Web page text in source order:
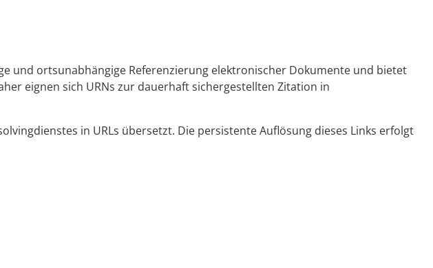
und ortsunabhängige Referenzierung elektronischer Dokumente und bietet
eignen sich URNs zur dauerhaft sichergestellten Zitation in
in URLs übersetzt. Die persistente Auflösung dieses Links erfolgt